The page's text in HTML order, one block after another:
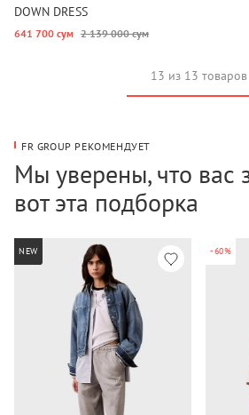
DOWN DRESS
641 700 сум 2 139 000 сум
13 из 13 товаров
FR GROUP РЕКОМЕНДУЕТ
Мы уверены, что вас
вот эта подборка
NEW -60%